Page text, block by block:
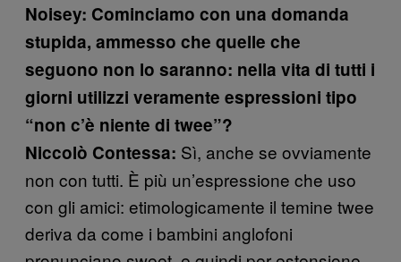
Noisey: Cominciamo con una domanda
stupida, ammesso che quelle che
seguono non lo saranno: nella vita di tutti i
giorni utilizzi veramente espressioni tipo
“non c’è niente di twee”?
Niccolò Contessa: Sì, anche se ovviamente
non con tutti. È più un’espressione che uso
con gli amici: etimologicamente il temine twee
deriva da come i bambini anglofoni